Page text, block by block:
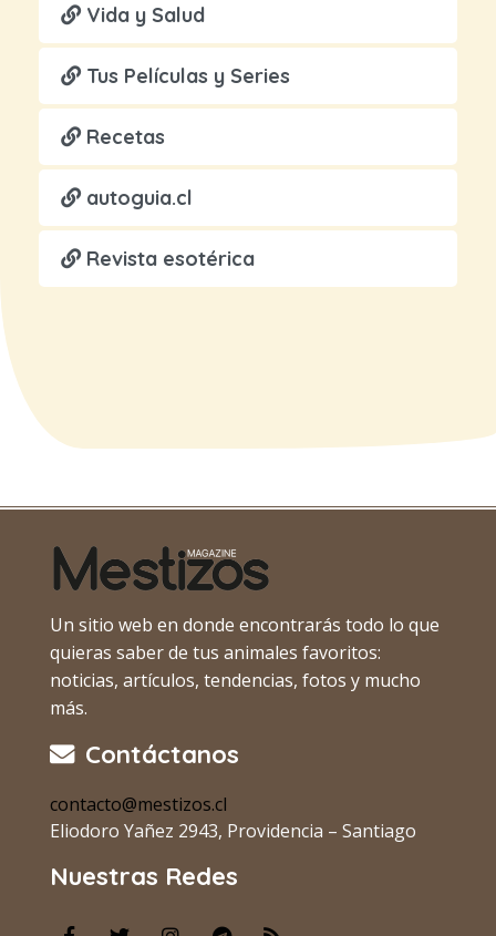
Vida y Salud
Tus Películas y Series
Recetas
autoguia.cl
Revista esotérica
Un sitio web en donde encontrarás todo lo que
quieras saber de tus animales favoritos:
noticias, artículos, tendencias, fotos y mucho
más.
Contáctanos
contacto@mestizos.cl
Eliodoro Yañez 2943, Providencia – Santiago
Nuestras Redes